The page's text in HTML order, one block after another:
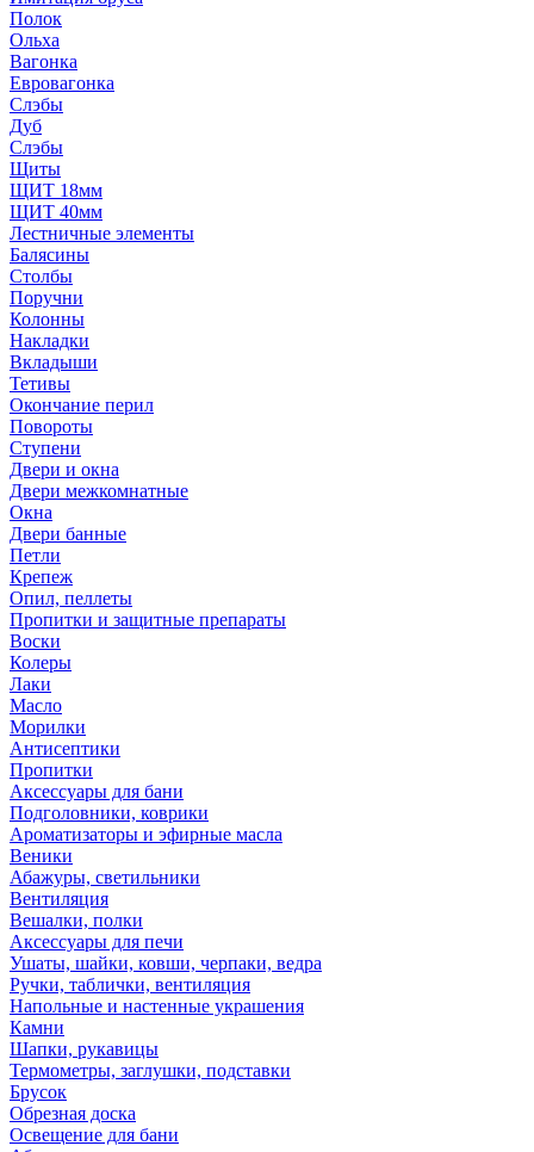
Полок
Ольха
Вагонка
Евровагонка
Слэбы
Дуб
Слэбы
Щиты
ЩИТ 18мм
ЩИТ 40мм
Лестничные элементы
Балясины
Столбы
Поручни
Колонны
Накладки
Вкладыши
Тетивы
Окончание перил
Повороты
Ступени
Двери и окна
Двери межкомнатные
Окна
Двери банные
Петли
Крепеж
Опил, пеллеты
Пропитки и защитные препараты
Воски
Колеры
Лаки
Масло
Морилки
Антисептики
Пропитки
Аксессуары для бани
Подголовники, коврики
Ароматизаторы и эфирные масла
Веники
Абажуры, светильники
Вентиляция
Вешалки, полки
Аксессуары для печи
Ушаты, шайки, ковши, черпаки, ведра
Ручки, таблички, вентиляция
Напольные и настенные украшения
Камни
Шапки, рукавицы
Термометры, заглушки, подставки
Брусок
Обрезная доска
Освещение для бани